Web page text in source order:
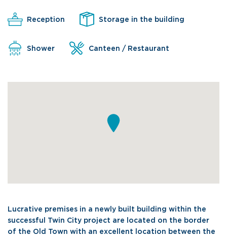
Reception Storage in the building
Shower Canteen / Restaurant
Lucrative premises in a newly built building within the
successful Twin City project are located on the border
of the Old Town with an excellent location between the